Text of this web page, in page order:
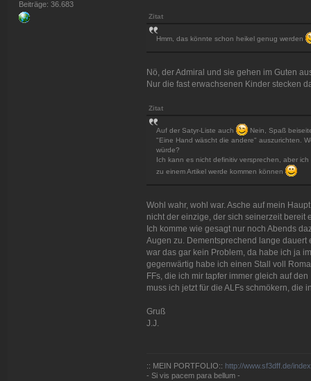
Beiträge: 36.683
Zitat
Hmm, das könnte schon heikel genug werden
Nö, der Admiral und sie gehen im Guten
Nur die fast erwachsenen Kinder stecken
Zitat
Auf der Satyr-Liste auch
Nein, Spaß
"Eine Hand wäscht die andere" auszurichten.
würde?
Ich kann es nicht definitiv versprechen, aber
zu einem Artikel werde kommen können
Wohl wahr, wohl war. Asche auf mein
nicht der einzige, der sich seinerzeit bereit
Ich komme wie gesagt nur noch Abends
Augen zu. Dementsprechend lange dauert
war das gar kein Problem, da habe ich ja
gegenwärtig habe ich einen Stall voll
FFs, die ich mir tapfer immer gleich auf
muss ich jetzt für die ALFs schmökern, die
Gruß
J.J.
:: MEIN PORTFOLIO:: http://www.sf3dff.de/
- Si vis pacem para bellum -